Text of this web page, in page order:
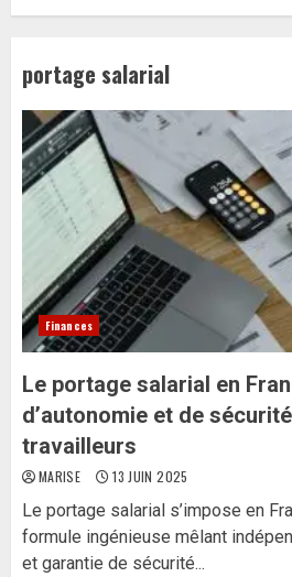
portage salarial
Finances
Le portage salarial en
d’autonomie et de
travailleurs
MARISE 13 JUIN 2025
Le portage salarial s’impose en
formule ingénieuse mêlant
et garantie de sécurité...